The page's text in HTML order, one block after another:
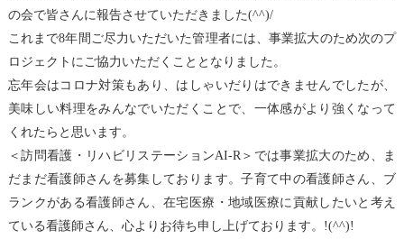
の会で皆さんに報告させていただきました(^^)/
これまで8年間ご尽力いただいた管理者には、事業拡大のため次のプ
ロジェクトにご協力いただくこととなりました。
忘年会はコロナ対策もあり、はしゃいだりはできませんでしたが、
美味しい料理をみんなでいただくことで、一体感がより強くなって
くれたらと思います。
＜訪問看護・リハビリステーションAI-R＞では事業拡大のため、ま
だまだ看護師さんを募集しております。子育て中の看護師さん、ブ
ランクがある看護師さん、在宅医療・地域医療に貢献したいと考え
ている看護師さん、心よりお待ち申し上げております。!(^^)!